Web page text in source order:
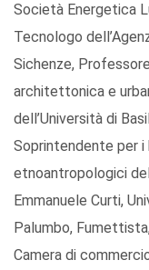
Società Energetica
Tecnologo
Sichenze,
architettonica e
dell’Università di
Soprintendente per
etnoantropologici
Emmanuele Curti,
Palumbo,
Camera di